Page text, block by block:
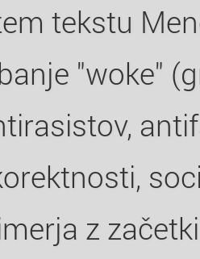
tekstu
"woke"
z